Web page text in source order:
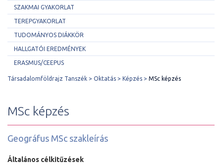
SZAKMAI GYAKORLAT
TEREPGYAKORLAT
TUDOMÁNYOS DIÁKKÖR
HALLGATÓI EREDMÉNYEK
ERASMUS/CEEPUS
Társadalomföldrajz Tanszék Oktatás Képzés MSc képzés
MSc képzés
Geográfus MSc szakleírás
Általános célkitűzések